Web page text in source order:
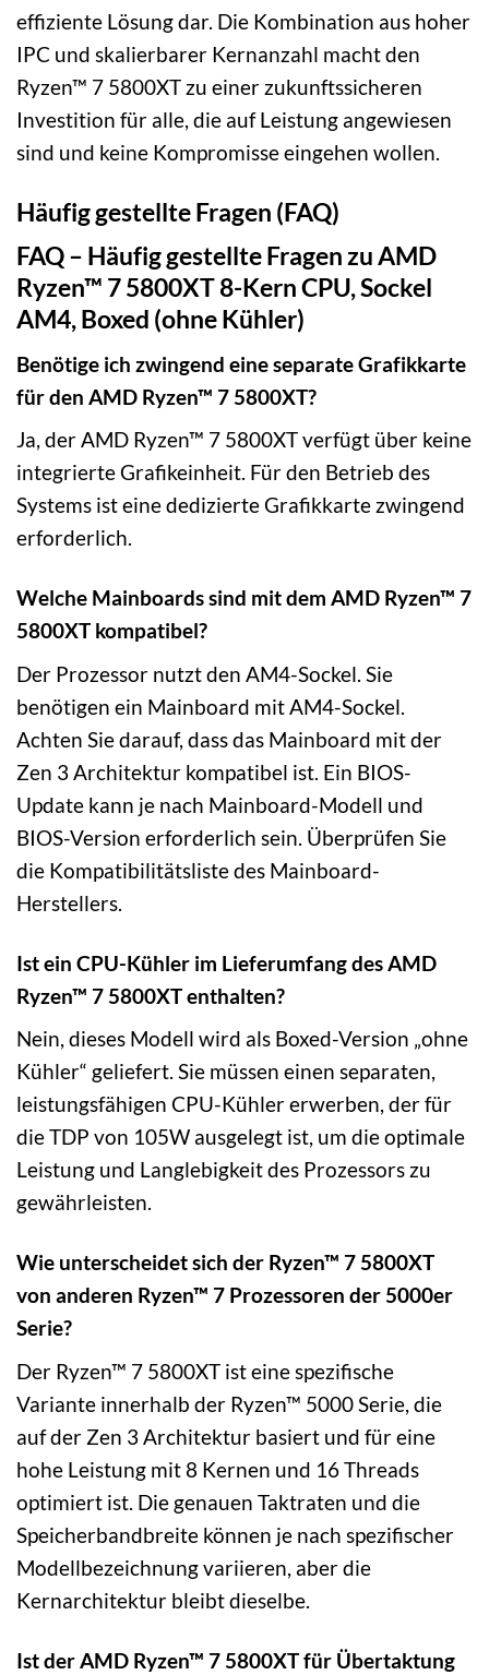
effiziente Lösung dar. Die Kombination aus hoher
IPC und skalierbarer Kernanzahl macht den
Ryzen™ 7 5800XT zu einer zukunftssicheren
Investition für alle, die auf Leistung angewiesen
sind und keine Kompromisse eingehen wollen.
Häufig gestellte Fragen (FAQ)
FAQ – Häufig gestellte Fragen zu AMD
Ryzen™ 7 5800XT 8-Kern CPU, Sockel
AM4, Boxed (ohne Kühler)
Benötige ich zwingend eine separate Grafikkarte
für den AMD Ryzen™ 7 5800XT?
Ja, der AMD Ryzen™ 7 5800XT verfügt über keine
integrierte Grafikeinheit. Für den Betrieb des
Systems ist eine dedizierte Grafikkarte zwingend
erforderlich.
Welche Mainboards sind mit dem AMD Ryzen™ 7
5800XT kompatibel?
Der Prozessor nutzt den AM4-Sockel. Sie
benötigen ein Mainboard mit AM4-Sockel.
Achten Sie darauf, dass das Mainboard mit der
Zen 3 Architektur kompatibel ist. Ein BIOS-
Update kann je nach Mainboard-Modell und
BIOS-Version erforderlich sein. Überprüfen Sie
die Kompatibilitätsliste des Mainboard-
Herstellers.
Ist ein CPU-Kühler im Lieferumfang des AMD
Ryzen™ 7 5800XT enthalten?
Nein, dieses Modell wird als Boxed-Version „ohne
Kühler“ geliefert. Sie müssen einen separaten,
leistungsfähigen CPU-Kühler erwerben, der für
die TDP von 105W ausgelegt ist, um die optimale
Leistung und Langlebigkeit des Prozessors zu
gewährleisten.
Wie unterscheidet sich der Ryzen™ 7 5800XT
von anderen Ryzen™ 7 Prozessoren der 5000er
Serie?
Der Ryzen™ 7 5800XT ist eine spezifische
Variante innerhalb der Ryzen™ 5000 Serie, die
auf der Zen 3 Architektur basiert und für eine
hohe Leistung mit 8 Kernen und 16 Threads
optimiert ist. Die genauen Taktraten und die
Speicherbandbreite können je nach spezifischer
Modellbezeichnung variieren, aber die
Kernarchitektur bleibt dieselbe.
Ist der AMD Ryzen™ 7 5800XT für Übertaktung